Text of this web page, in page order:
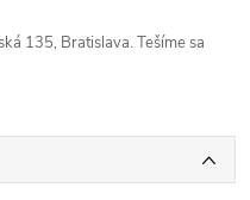
135, Bratislava. Tešíme sa